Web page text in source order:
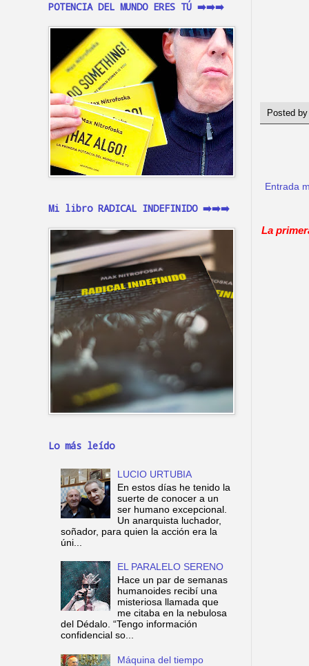
Posted
Entrada
La
POTENCIA DEL MUNDO ERES TÚ ➡️➡️➡️
Mi libro RADICAL INDEFINIDO ➡️➡️➡️
Lo más leído
LUCIO URTUBIA
En estos días he tenido la
suerte de conocer a un
ser humano excepcional.
Un anarquista luchador,
soñador, para quien la acción era la
úni...
EL PARALELO SERENO
Hace un par de semanas
humanoides recibí una
misteriosa llamada que
me citaba en la nebulosa
del Dédalo. “Tengo información
confidencial so...
Máquina del tiempo